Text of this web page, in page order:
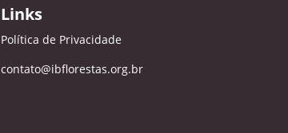
Links
Política de Privacidade
contato@ibflorestas.org.br